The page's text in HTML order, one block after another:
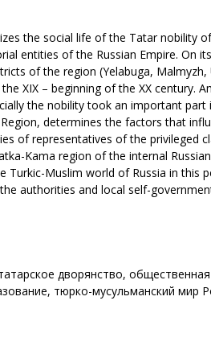
the social life of the Tatar nobility
entities of the Russian Empire. On
of the region (Yelabuga,
XIX – beginning of the XX century.
the nobility took an important
determines the factors that
of representatives of the privileged
Kama region of the internal
Muslim world of Russia in this
authorities and local self-
дворянство,
тюрко-мусульманский мир